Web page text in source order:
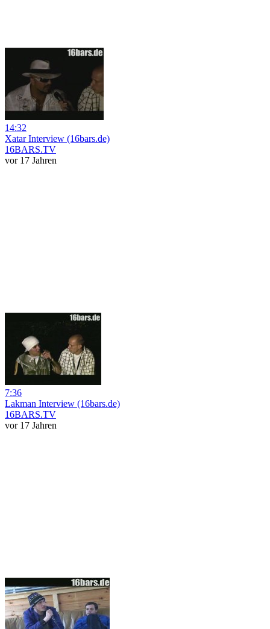
14:32
Xatar Interview (16bars.de)
16BARS.TV
vor 17 Jahren
7:36
Lakman Interview (16bars.de)
16BARS.TV
vor 17 Jahren